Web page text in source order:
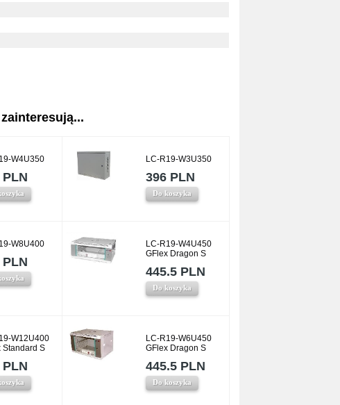
W4U350
PLN
LC-R19-W3U350
396 PLN
Do koszyka
W8U400
PLN
LC-R19-W4U450
GFlex Dragon S
445.5 PLN
Do koszyka
W12U400
Standard S
PLN
LC-R19-W6U450
GFlex Dragon S
445.5 PLN
Do koszyka